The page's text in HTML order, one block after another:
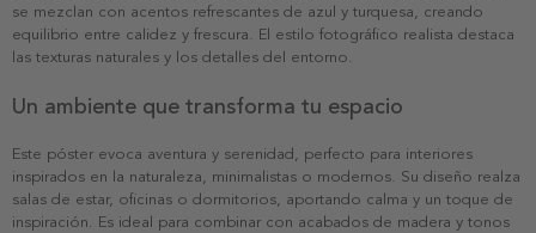
se mezclan con acentos refrescantes de azul y turquesa, creando
equilibrio entre calidez y frescura. El estilo fotográfico realista destaca
las texturas naturales y los detalles del entorno.
Un ambiente que transforma tu espacio
Este póster evoca aventura y serenidad, perfecto para interiores
inspirados en la naturaleza, minimalistas o modernos. Su diseño realza
salas de estar, oficinas o dormitorios, aportando calma y un toque de
inspiración. Es ideal para combinar con acabados de madera y tonos